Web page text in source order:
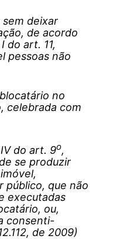
deixar
de acordo
do art. 11,
pessoas não
no
celebrada com
do art. 9o,
se produzir
público, que não
executadas
ou,
consenti-
de 2009)